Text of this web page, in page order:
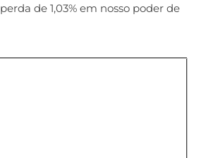
de 1,03% em nosso poder de